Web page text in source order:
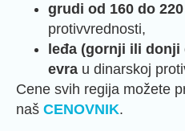
grudi od 160 do
protivvrednosti,
leđa (gornji ili donji
evra u dinarskoj
Cene svih regija možete
naš CENOVNIK.